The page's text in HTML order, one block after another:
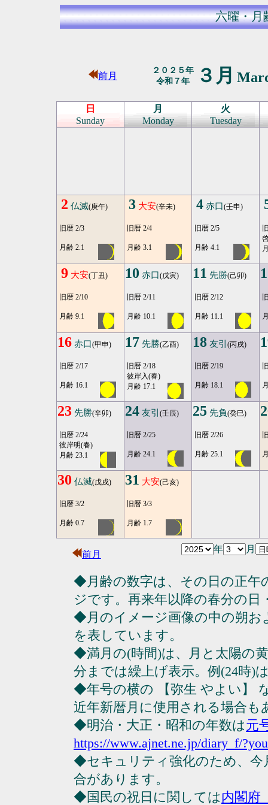
六曜・月
前月
２０２５年
令和７年
３月
日
Sunday
月
Monday
火
Tuesday
2 仏滅(庚午)
旧暦 2/3
月齢 2.1
3 大安(辛未)
旧暦 2/4
月齢 3.1
4 赤口(壬申)
旧暦 2/5
月齢 4.1
9 大安(丁丑)
旧暦 2/10
月齢 9.1
10 赤口(戊寅)
旧暦 2/11
月齢 10.1
11 先勝(己卯)
旧暦 2/12
月齢 11.1
16 赤口(甲申)
旧暦 2/17
月齢 16.1
17 先勝(乙酉)
旧暦 2/18
彼岸入(春)
月齢 17.1
18 友引 (丙戌)
旧暦 2/19
月齢 18.1
23 先勝(辛卯)
旧暦 2/24
彼岸明(春)
月齢 23.1
24 友引 (壬辰)
旧暦 2/25
月齢 24.1
25 先負(癸巳)
旧暦 2/26
月齢 25.1
30 仏滅(戊戌)
旧暦 3/2
月齢 0.7
31 大安(己亥)
旧暦 3/3
月齢 1.7
前月
年 月
◆月齢の数字は、その日の正午
ジです。再来年以降の春分の日
◆月のイメージ画像の中の朔
を表しています。
◆満月の(時間)は、月と太陽の
分までは繰上げ表示。例(24時)
◆年号の横の 【弥生 やよい】
近年新暦月に使用される場合も
◆明治・大正・昭和の年数は元
https://www.ajnet.ne.jp/diary_f/
◆セキュリティ強化のため、今
合があります。
◆国民の祝日に関しては内閣府